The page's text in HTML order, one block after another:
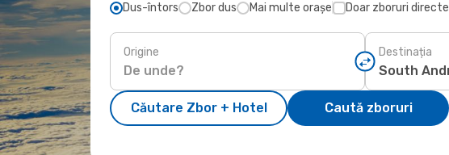
Dus-întors Zbor dus Mai multe orașe Doar zboruri directe
Origine Destinația
Căutare Zbor + Hotel Caută zboruri